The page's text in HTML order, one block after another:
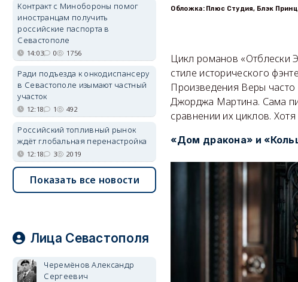
Обложка: Плюс Студия, Блэк
Цикл романов «Отблески
стиле исторического
Произведения Веры
Джорджа Мартина. Сама
сравнении их циклов. Хотя
«Дом дракона» и
Контракт с Минобороны помог
иностранцам получить
российские паспорта в
Севастополе
14:03 0 1756
Ради подъезда к онкодиспансеру
в Севастополе изымают частный
участок
12:18 1 492
Российский топливный рынок
ждёт глобальная перенастройка
12:18 3 2019
Показать все новости
Лица Севастополя
Черемёнов Александр
Сергеевич